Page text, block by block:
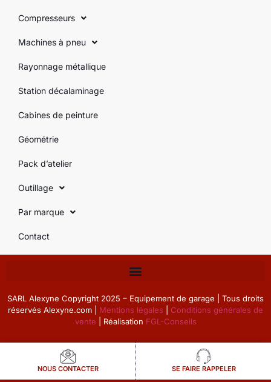
Compresseurs
Machines à pneu
Rayonnage métallique
Station décalaminage
Cabines de peinture
Géométrie
Pack d’atelier
Outillage
Par marque
Contact
SARL Alexyne Copyright 2025 – Equipement de garage | Tous droits
réservés Alexyne.com | Mentions légales
Conditions générales de
vente | Réalisation FGL-Conseils
NOUS CONTACTER SE FAIRE RAPPELER